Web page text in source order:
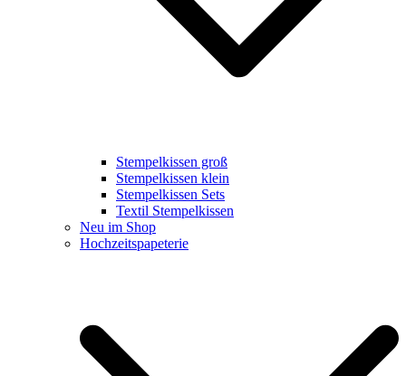
Stempelkissen groß
Stempelkissen klein
Stempelkissen Sets
Textil Stempelkissen
Neu im Shop
Hochzeitspapeterie